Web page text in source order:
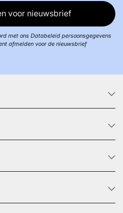
voor nieuwsbrief
met ons Databeleid persoonsgegevens
afmelden voor de nieuwsbrief
0380 (We speak English)